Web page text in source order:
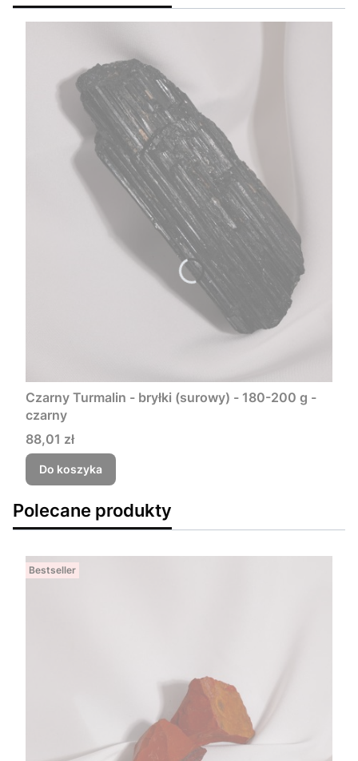
Czarny Turmalin - bryłki (surowy) - 180-200 g -
czarny
Cena
88,01 zł
Do koszyka
Polecane produkty
Bestseller